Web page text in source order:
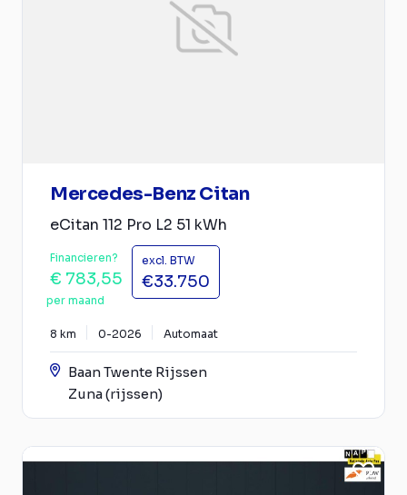
Mercedes-Benz Citan
eCitan 112 Pro L2 51 kWh
Financieren?
€ 783,55
per maand
excl. BTW
€33.750
8 km 0-2026 Automaat
Baan Twente Rijssen
Zuna (rijssen)